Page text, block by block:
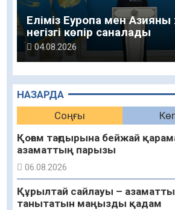
НАЗАРДА
Соңғы
Қоғам тағдырына бейжай
азаматтың парызы
06.08.2026
Құрылтай сайлауы –
танытатын маңызды қадам
Еліміз Еуропа мен
негізгі көпір саналады
04.08.2026